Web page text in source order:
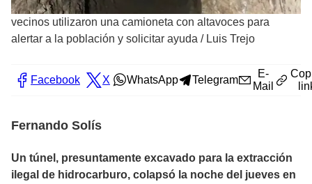
vecinos utilizaron una camioneta con altavoces para
alertar a la población y solicitar ayuda / Luis Trejo
Facebook X WhatsApp Telegram
E-
Mail
Fernando Solís
Un túnel, presuntamente excavado para la extracción
ilegal de hidrocarburo, colapsó la noche del jueves en